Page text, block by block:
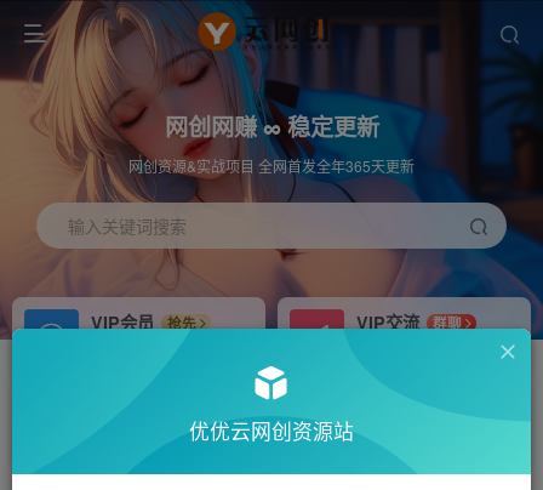
网创网赚 ∞ 稳定更新
网创资源&实战项目 全网首发全年365天更新
输入关键词搜索
VIP会员
抢先
免费下载全站资源
VIP交流
群聊
研究探讨更多创业项目路子。
站长V：hu91275
推荐
优优云网创资源站